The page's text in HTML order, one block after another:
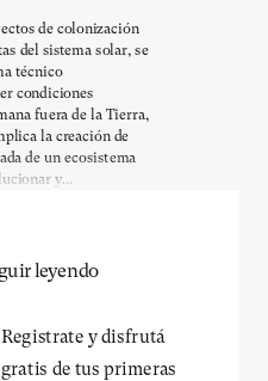
de colonización
del sistema solar, se
técnico
condiciones
fuera de la Tierra,
la creación de
de un ecosistema
y...
leyendo
Registrate y disfrutá
gratis de tus primeras